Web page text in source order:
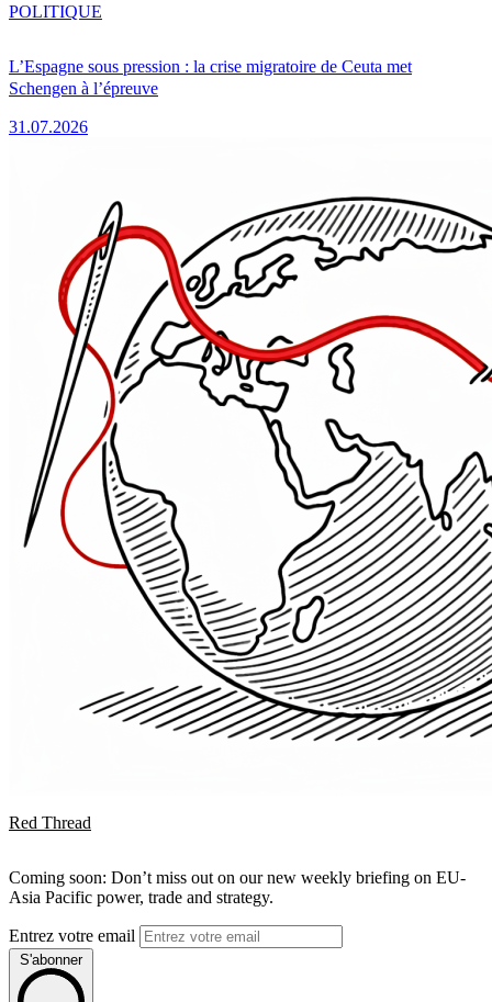
L’Espagne sous pression : la crise migratoire de Ceuta met
Schengen à l’épreuve
31.07.2026
POLITIQUE
Red Thread
Coming soon: Don’t miss out on our new weekly briefing on EU-
Asia Pacific power, trade and strategy.
Entrez votre email
S'abonner